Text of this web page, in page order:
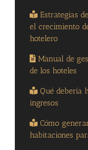
Estrategias
el crecimiento
hotelero
Manual de
de los hoteles
Qué debería
ingresos
Cómo
habitaciones